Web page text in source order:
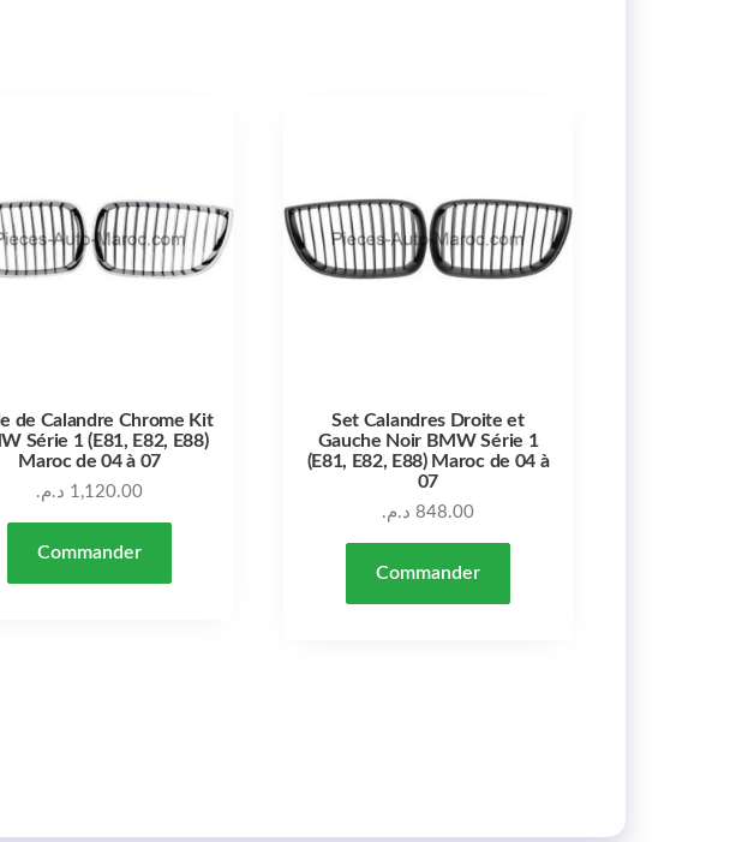
de Calandre Chrome Kit
Série 1 (E81, E82, E88)
Maroc de 04 à 07
1,120.00 د.م.
Commander
Set Calandres Droite et
Gauche Noir BMW Série 1
(E81, E82, E88) Maroc de 04 à
07
848.00 د.م.
Commander